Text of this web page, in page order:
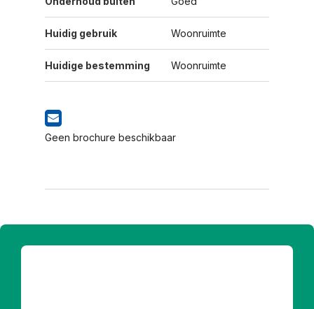
Huidig gebruik Woonruimte
Huidige bestemming Woonruimte
Geen brochure beschikbaar